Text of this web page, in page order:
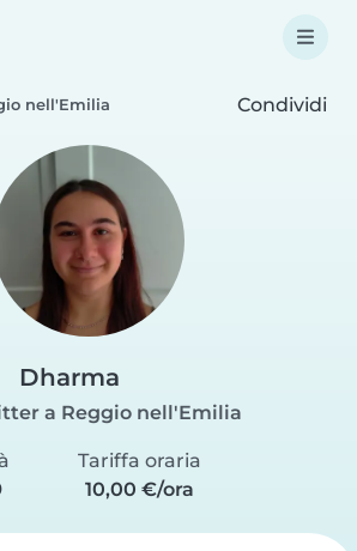
nell'Emilia Condividi
Dharma
a Reggio nell'Emilia
Tariffa oraria
10,00 €/ora